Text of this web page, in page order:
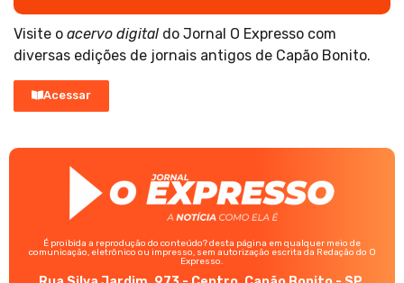
Visite o acervo digital do Jornal O Expresso com
diversas edições de jornais antigos de Capão Bonito.
Acessar
É proibida a reprodução do conteúdo? desta página em qualquer meio de
comunicação, eletrônico ou impresso, sem autorização escrita da Redação do O
Expresso.